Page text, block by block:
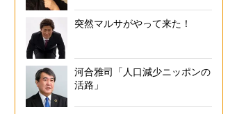
突然マルサがやって来た！
河合雅司「人口減少ニッポンの
活路」